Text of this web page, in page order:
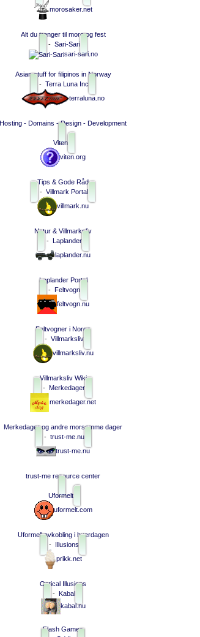
morosaker.net
Alt du trenger til moro og fest
- Sari-Sari
sari-sari.no
Asian stuff for filipinos in Norway
- Terra Luna Inc
terraluna.no
Hosting - Domains - Design - Development
Viten
viten.org
Tips & Gode Råd
- Villmark Portal
villmark.nu
Natur & Villmarksliv
-
Laplander
laplander.nu
Laplander Portal
-
Feltvogn
feltvogn.nu
Feltvogner i Norge
- Villmarksliv
villmarksliv.nu
Villmarksliv Wiki
- Merkedager
merkedager.net
Merkedager og andre morsomme dager
- trust-me.nu
trust-me.nu
trust-me resource center
Uformelt
uformelt.com
Uformell avkobling i hverdagen
-
Illusions
prikk.net
Optical Illusions
-
Kabal
kabal.nu
Flash Games